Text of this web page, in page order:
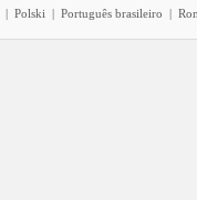
| Polski | Português brasileiro |